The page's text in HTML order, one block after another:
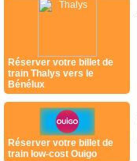
Réserver votre billet de
train Thalys vers le
Bénélux
Réserver votre billet de
train low-cost Ouigo